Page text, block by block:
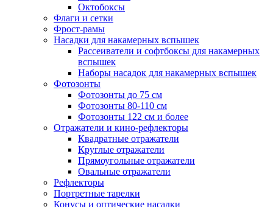
Октобоксы
Флаги и сетки
Фрост-рамы
Насадки для накамерных вспышек
Рассеиватели и софтбоксы для накамерных
вспышек
Наборы насадок для накамерных вспышек
Фотозонты
Фотозонты до 75 см
Фотозонты 80-110 см
Фотозонты 122 см и более
Отражатели и кино-рефлекторы
Квадратные отражатели
Круглые отражатели
Прямоугольные отражатели
Овальные отражатели
Рефлекторы
Портретные тарелки
Конусы и оптические насадки